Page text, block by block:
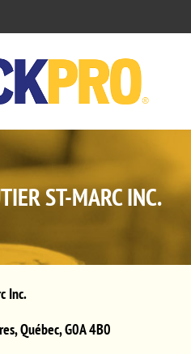
ST-MARC INC.
Inc.
,Québec,G0A 4B0